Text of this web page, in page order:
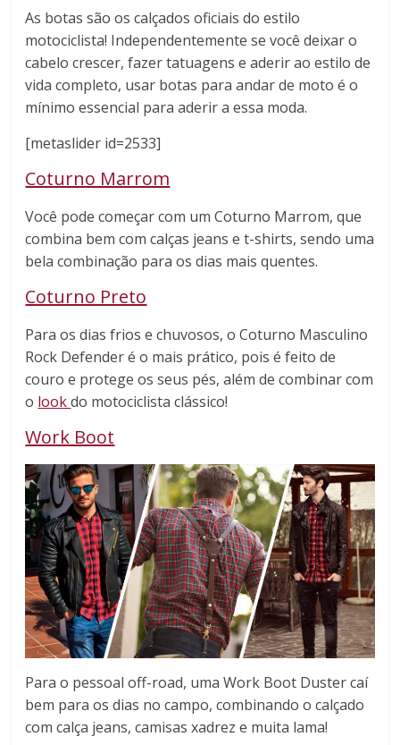
As botas são os calçados oficiais do estilo
motociclista! Independentemente se você deixar o
cabelo crescer, fazer tatuagens e aderir ao estilo de
vida completo, usar botas para andar de moto é o
mínimo essencial para aderir a essa moda.
[metaslider id=2533]
Coturno Marrom
Você pode começar com um Coturno Marrom, que
combina bem com calças jeans e t-shirts, sendo uma
bela combinação para os dias mais quentes.
Coturno Preto
Para os dias frios e chuvosos, o Coturno Masculino
Rock Defender é o mais prático, pois é feito de
couro e protege os seus pés, além de combinar com
o lookdo motociclista clássico!
Work Boot
Para o pessoal off-road, uma Work Boot Duster caí
bem para os dias no campo, combinando o calçado
com calça jeans, camisas xadrez e muita lama!